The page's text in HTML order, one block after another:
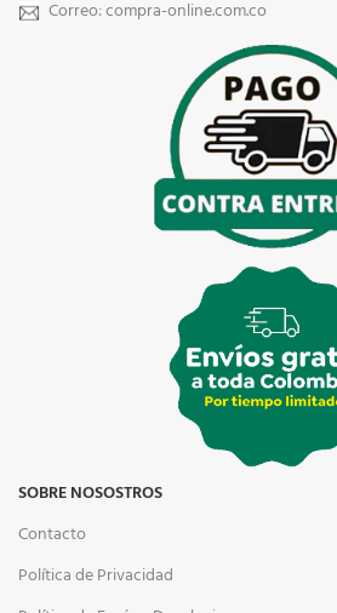
Correo: compra-online.com.co
SOBRE NOSOSTROS
Contacto
Política de Privacidad